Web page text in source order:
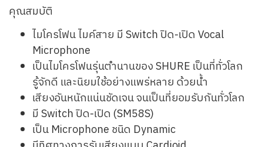
คุณสมบัติ
ไมโครโฟน ไมค์สาย มี Switch ปิด-เปิด Vocal
Microphone
เป็นไมโครโฟนรุ่นตำนานของ SHURE เป็นที่ทั่วโลก
รู้จักดี และนิยมใช้อย่างแพร่หลาย ด้วยน้ำ
เสียงอันหนักแน่นชัดเจน จนเป็นที่ยอมรับกันทั่วโลก
มี Switch ปิด-เปิด (SM58S)
เป็น Microphone ชนิด Dynamic